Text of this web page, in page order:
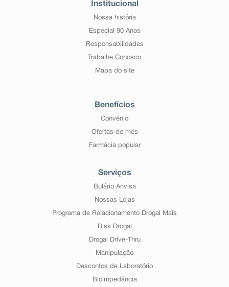
Institucional
Nossa história
Especial 90 Anos
Responsabilidades
Trabalhe Conosco
Mapa do site
Benefícios
Convênio
Ofertas do mês
Farmácia popular
Serviços
Bulário Anvisa
Nossas Lojas
Programa de Relacionamento Drogal Mais
Disk Drogal
Drogal Drive-Thru
Manipulação
Descontos de Laboratório
Bioimpedância